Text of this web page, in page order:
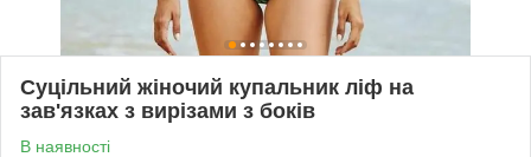
Суцільний жіночий купальник ліф на
зав'язках з вирізами з боків
В наявності